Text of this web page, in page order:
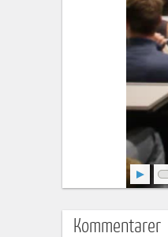
Kommentarer